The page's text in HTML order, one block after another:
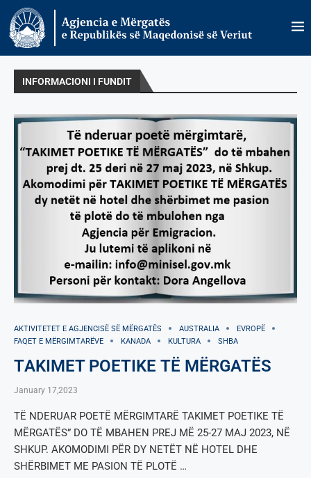
INFORMACIONI I FUNDIT
AKTIVITETET E AGJENCISË SË МËRGATËS AUSTRALIA
EVROPË
FAQET E MËRGIMTARËVE
KANADA KULTURA SHBA
ТAKIMET POETIKE ТË MËRGATËS
January 17,2023
TË NDERUAR POETË MËRGIMTARË TAKIMET POETIKE TË
MËRGATËS” DO TË MBAHEN PREJ MË 25-27 MAJ 2023, NË
SHKUP. AKOMODIMI PËR DY NETËT NË HOTEL DHE
SHËRBIMET ME PASION TË PLOTË …